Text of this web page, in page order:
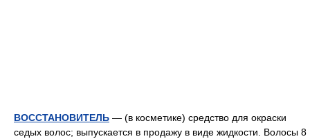
ВОССТАНОВИТЕЛЬ — (в косметике) средство для окраски
седых волос; выпускается в продажу в виде жидкости. Волосы 8